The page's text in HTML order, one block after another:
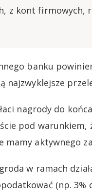
z kont firmowych,
banku
najzwyklejsze
nagrody do
pod
mamy aktywnego
w ramach
(np. 3%